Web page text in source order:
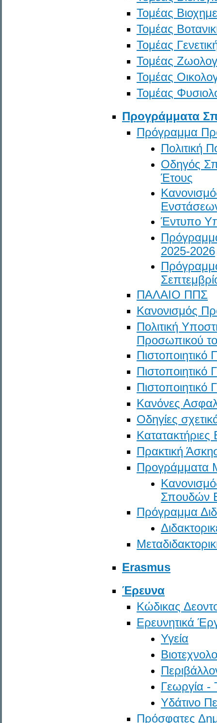
Τομέας
Τομέας
Τομέας
Τομέας
Τομέας
Τομέας
Προγράμματα
Πρόγραμμα
Πολιτική
Οδηγός
Έτους
Έντυπο
2025-2026
ΠΑΛΑΙΟ ΠΠΣ
Κανονισμός
Πολιτική
Προσωπικού
Πιστοποιητικό
Κανόνες
Οδηγίες
Κατατακτήριες
Πρακτική
Προγράμματα
Σπουδών
Πρόγραμμα
Erasmus
Έρευνα
Κώδικας
Ερευνητικά
Υγεία
Γεωργία -
Υδάτινο
Πρόσφατες